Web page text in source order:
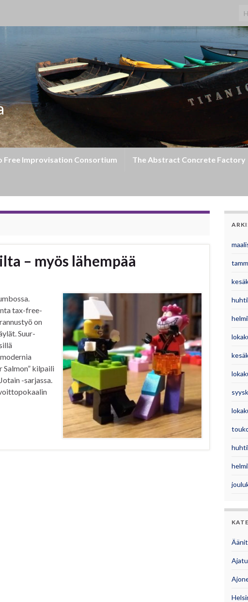
Free Improvisation Consortium The Abstract Concrete Factory
– myös lähempää
tax-free-
on
Suur-
Salmon” kilpaili
-sarjassa.